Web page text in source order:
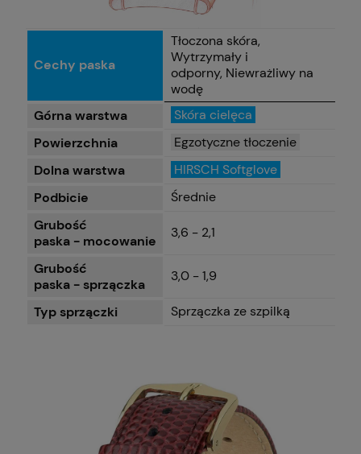
Cechy paska
Tłoczona skóra,
Wytrzymały i
odporny, Niewrażliwy na
wodę
Górna warstwa
Skóra cielęca
Powierzchnia
Egzotyczne tłoczenie
Dolna warstwa
HIRSCH Softglove
Podbicie
Średnie
Grubość
paska - mocowanie
3,6 - 2,1
Grubość
paska - sprzączka
3,0 - 1,9
Typ sprzączki Sprzączka ze szpilką